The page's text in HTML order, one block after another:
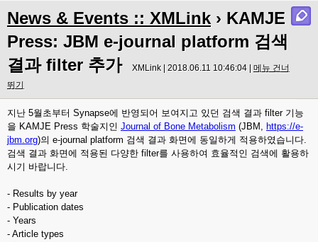
News & Events :: XMLink › KAMJE
Press: JBM e-journal platform 검색
결과 filter 추가
XMLink | 2018.06.11 10:46:04 | 메뉴 건너
뛰기
지난 5월초부터 Synapse에 반영되어 보여지고 있던 검색 결과 filter 기능
을 KAMJE Press 학술지인 Journal of Bone Metabolism (JBM, https://e-
jbm.org)의 e-journal platform 검색 결과 화면에 동일하게 적용하였습니다.
검색 결과 화면에 적용된 다양한 filter를 사용하여 효율적인 검색에 활용하
시기 바랍니다.
- Results by year
- Publication dates
- Years
- Article types